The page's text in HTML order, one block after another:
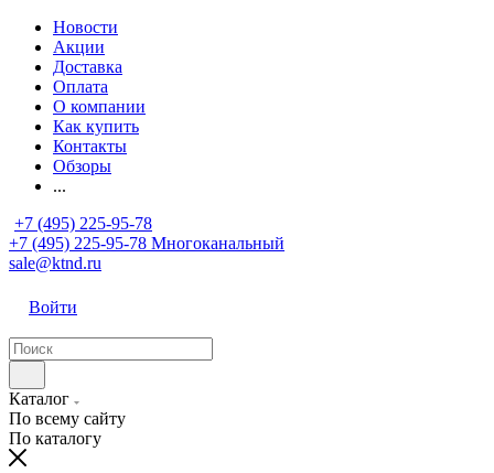
Новости
Акции
Доставка
Оплата
О компании
Как купить
Контакты
Обзоры
...
+7 (495) 225-95-78
+7 (495) 225-95-78 Многоканальный
sale@ktnd.ru
Войти
Каталог
По всему сайту
По каталогу